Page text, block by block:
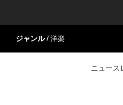
ジャンル 洋楽
ニュース